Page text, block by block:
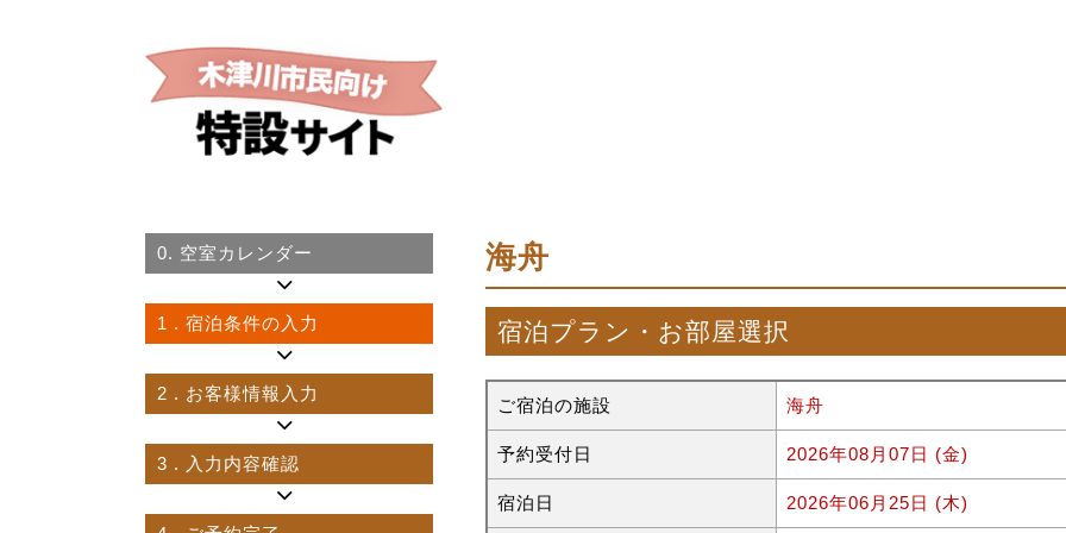
0. 空室カレンダー
1 . 宿泊条件の入力
2 . お客様情報入力
3 . 入力内容確認
海舟
宿泊プラン・お部屋選択
ご宿泊の施設 海舟
予約受付日 2026年08月07日 (金)
宿泊日 2026年06月25日 (木)